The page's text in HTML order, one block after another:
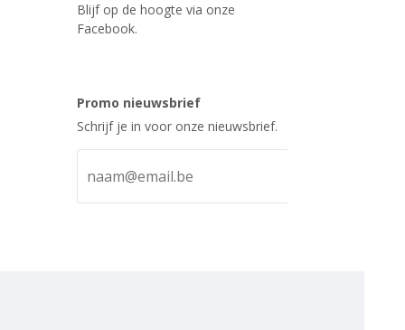
Blijf op de hoogte via onze
Facebook.
Promo nieuwsbrief
Schrijf je in voor onze nieuwsbrief.